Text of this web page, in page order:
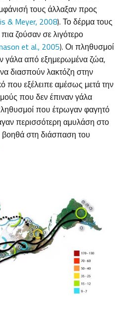
τους άλλαξαν προς
& Meyer, 2008). Το δέρμα τους
ζούσαν σε λιγότερο
et al., 2005). Οι πληθυσμοί
γάλα από εξημερωμένα ζώα,
διασπούν λακτόζη στην
που εξέλειπε αμέσως μετά την
που δεν έπιναν γάλα
που έτρωγαν φαγητό
περισσότερη αμυλάση στο
στη διάσπαση του